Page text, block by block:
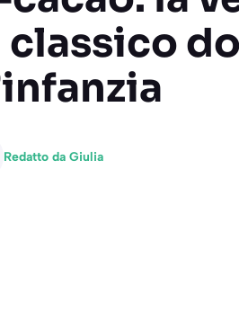
Redatto da Giulia